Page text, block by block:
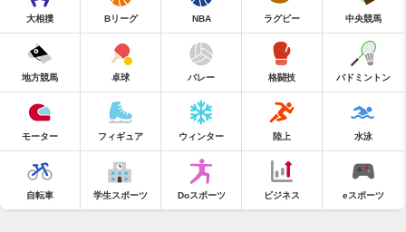
大相撲 Bリーグ NBA ラグビー 中央競馬
地方競馬 卓球 バレー 格闘技 バドミントン
モーター フィギュア ウィンター 陸上 水泳
自転車 学生スポーツ Doスポーツ ビジネス eスポーツ